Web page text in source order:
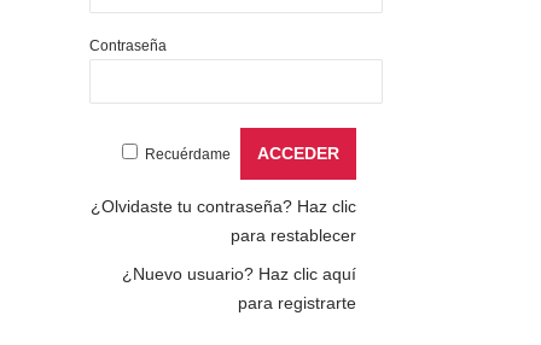
Contraseña
Recuérdame
¿Olvidaste tu contraseña? Haz clic
para restablecer
¿Nuevo usuario? Haz clic aquí
para registrarte